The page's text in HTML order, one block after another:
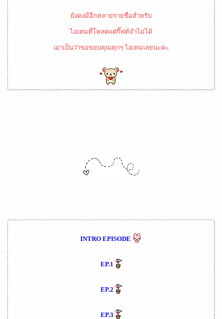
ยังคงมีอีกหลายรายชื่อสำหรับ
ไอเทมที่โหลดแต่กิ๊ฟท์จำไม่ได้
เอาเป็นว่าขอขอบคุณทุกๆ ไอเทมเลยนะคะ
INTRO EPISODE
EP.1
EP.2
EP.3